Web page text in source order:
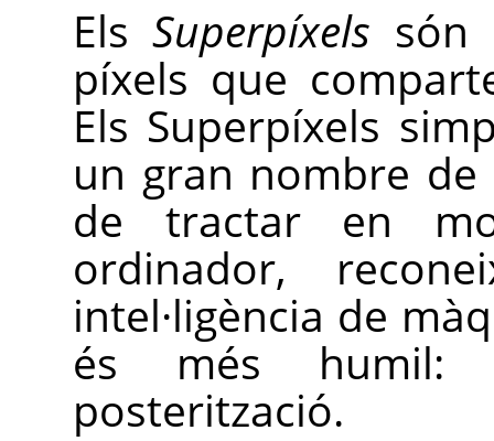
ElsSuperpíxels són
píxels que
Els Superpíxels
un gran nombre de
de tractar en
ordinador,
intel·ligència de
és més humil:
posterització.